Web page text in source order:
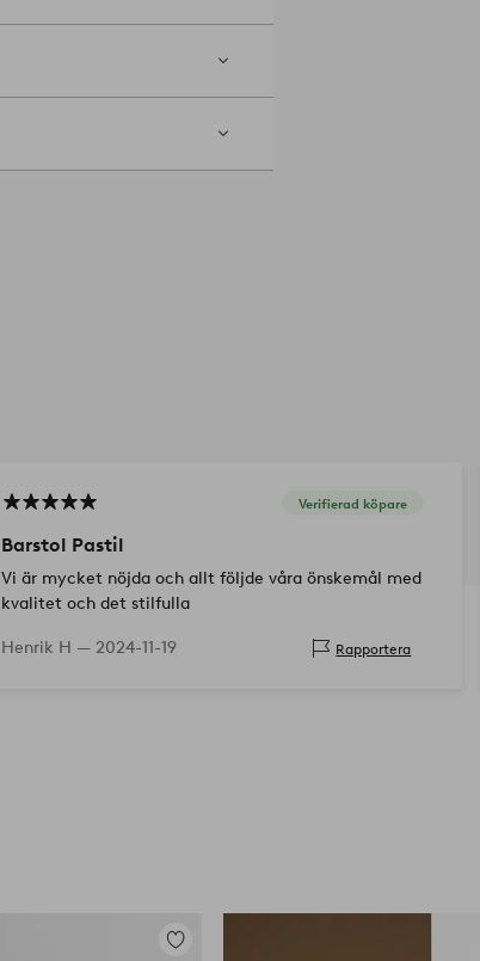
Verifierad köpare
Barstol Pastil
Vi är mycket nöjda och allt följde våra önskemål med
kvalitet och det stilfulla
Henrik H — 2024-11-19 Rapportera
Lägg